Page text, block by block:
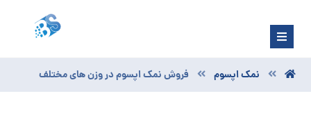
نمک اپسوم فروش نمک اپسوم در وزن های مختلف